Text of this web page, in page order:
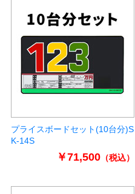
プライスボードセット(10台分)S
K-14S
￥71,500（税込）